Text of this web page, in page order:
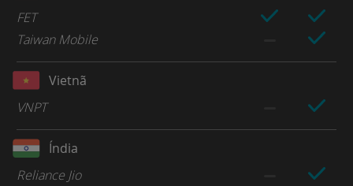
FET
Taiwan Mobile
Vietnã
VNPT
Índia
Reliance Jio